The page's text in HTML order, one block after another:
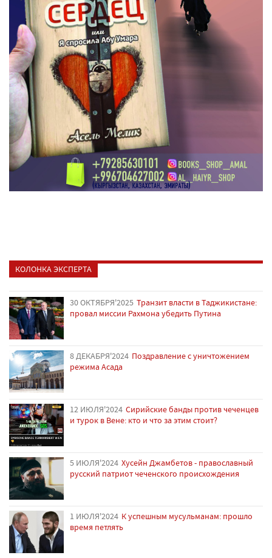
КОЛОНКА ЭКСПЕРТА
30 ОКТЯБРЯ'2025 Транзит власти в Таджикистане:
провал миссии Рахмона убедить Путина
8 ДЕКАБРЯ'2024 Поздравление с уничтожением
режима Асада
12 ИЮЛЯ'2024 Сирийские банды против чеченцев
и турок в Вене: кто и что за этим стоит?
5 ИЮЛЯ'2024 Хусейн Джамбетов - православный
русский патриот чеченского происхождения
1 ИЮЛЯ'2024 К успешным мусульманам: прошло
время петлять